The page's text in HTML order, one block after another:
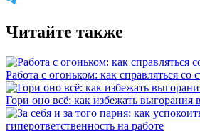
Читайте также
Работа с огоньком: как справляться со
Гори оно всё: как избежать выгорания